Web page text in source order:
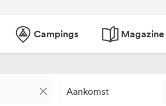
Campings Magazine
Aankomst